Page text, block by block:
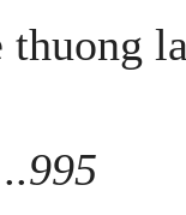
thuong